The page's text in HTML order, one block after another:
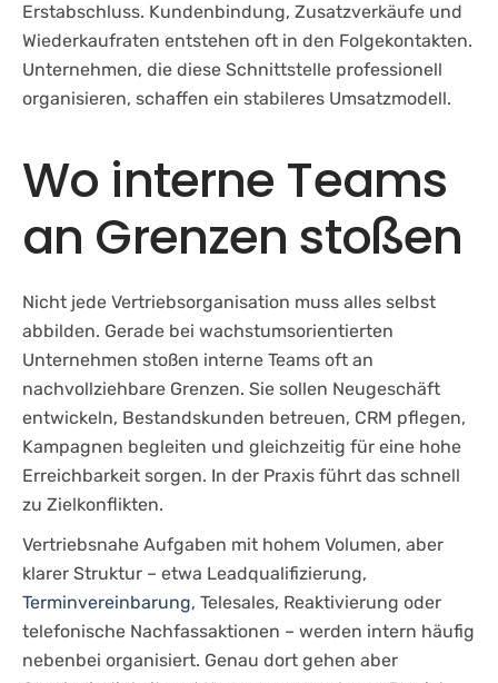
Erstabschluss. Kundenbindung, Zusatzverkäufe und
Wiederkaufraten entstehen oft in den Folgekontakten.
Unternehmen, die diese Schnittstelle professionell
organisieren, schaffen ein stabileres Umsatzmodell.
Wo interne Teams
an Grenzen stoßen
Nicht jede Vertriebsorganisation muss alles selbst
abbilden. Gerade bei wachstumsorientierten
Unternehmen stoßen interne Teams oft an
nachvollziehbare Grenzen. Sie sollen Neugeschäft
entwickeln, Bestandskunden betreuen, CRM pflegen,
Kampagnen begleiten und gleichzeitig für eine hohe
Erreichbarkeit sorgen. In der Praxis führt das schnell
zu Zielkonflikten.
Vertriebsnahe Aufgaben mit hohem Volumen, aber
klarer Struktur – etwa Leadqualifizierung,
Terminvereinbarung, Telesales, Reaktivierung oder
telefonische Nachfassaktionen – werden intern häufig
nebenbei organisiert. Genau dort gehen aber